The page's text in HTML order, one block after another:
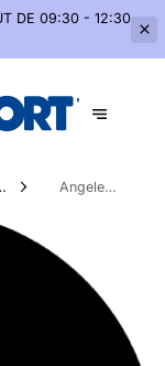
DE 09:30 - 12:30
Angele